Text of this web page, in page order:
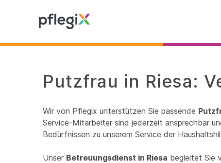
Putzfrau in Riesa:
Wir von Pflegix unterstützen Sie passende
Service-Mitarbeiter sind jederzeit ansprechbar
Bedürfnissen zu unserem Service der
Unser Betreuungsdienst in Riesa begleitet Sie